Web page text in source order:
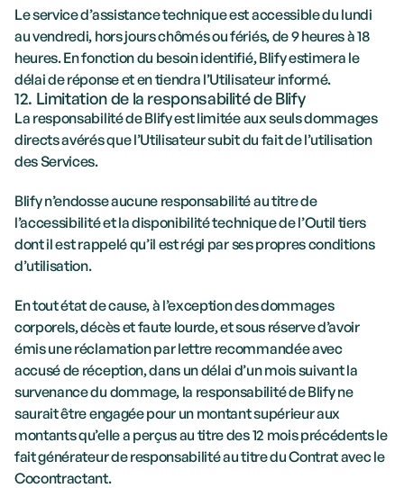
Le service d’assistance technique est accessible du lundi
au vendredi, hors jours chômés ou fériés, de 9 heures à 18
heures. En fonction du besoin identifié, Blify estimera le
délai de réponse et en tiendra l’Utilisateur informé.
12. Limitation de la responsabilité de Blify
La responsabilité de Blify est limitée aux seuls dommages
directs avérés que l’Utilisateur subit du fait de l’utilisation
des Services.
Blify n’endosse aucune responsabilité au titre de
l’accessibilité et la disponibilité technique de l’Outil tiers
dont il est rappelé qu’il est régi par ses propres conditions
d’utilisation.
En tout état de cause, à l’exception des dommages
corporels, décès et faute lourde, et sous réserve d’avoir
émis une réclamation par lettre recommandée avec
accusé de réception, dans un délai d’un mois suivant la
survenance du dommage, la responsabilité de Blify ne
saurait être engagée pour un montant supérieur aux
montants qu’elle a perçus au titre des 12 mois précédents le
fait générateur de responsabilité au titre du Contrat avec le
Cocontractant.